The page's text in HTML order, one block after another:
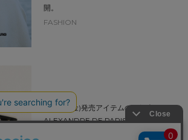
開。
FASHION
7月31日(金)発売アイテムのご紹介。
ALEXANDRE DE PARISを象徴す
る「リズレシリーズ」のCLANE限